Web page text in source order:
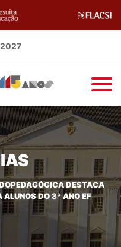
DESTACA
ALUNOS DO 3º ANO EF